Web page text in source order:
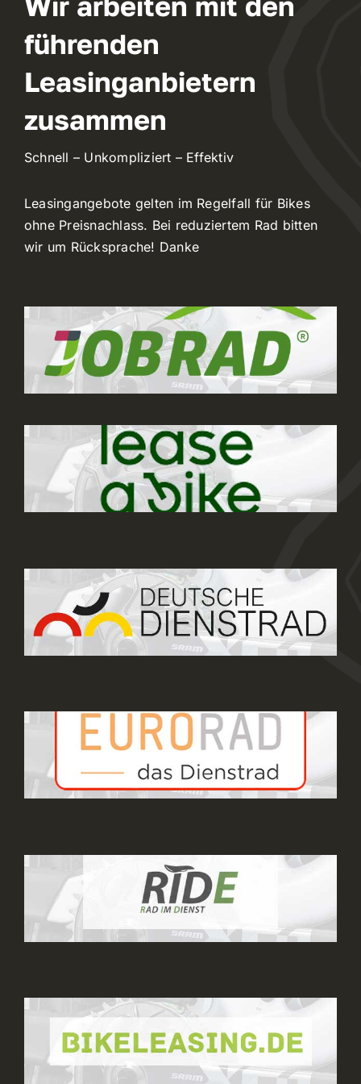
WooCommerce Cart
führenden
Leasinganbietern
zusammen
Schnell – Unkompliziert – Effektiv
Leasingangebote gelten im Regelfall für Bikes
ohne Preisnachlass. Bei reduziertem Rad bitten
wir um Rücksprache! Danke